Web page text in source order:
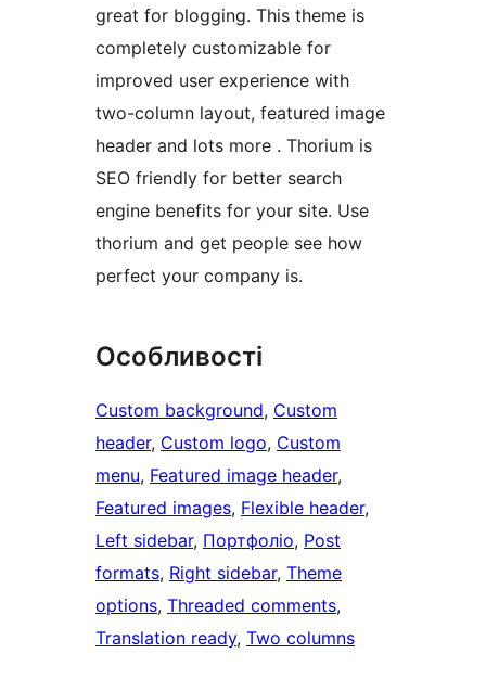
great for blogging. This theme is
completely customizable for
improved user experience with
two-column layout, featured image
header and lots more . Thorium is
SEO friendly for better search
engine benefits for your site. Use
thorium and get people see how
perfect your company is.
Особливості
Custom background, Custom
header, Custom logo, Custom
menu, Featured image header
Featured images, Flexible header
Left sidebar, Портфоліо, Post
formats, Right sidebar, Theme
options, Threaded comments
Translation ready, Two columns